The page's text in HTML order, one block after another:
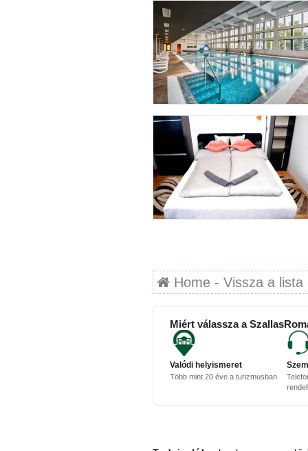
Home - Vissza a lista
Miért válassza a
Valódi helyismeret
Több mint 20 éve a turizmusban